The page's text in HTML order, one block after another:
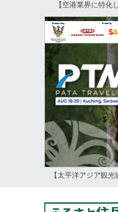
【空港業界に特化
【太平洋アジア観光